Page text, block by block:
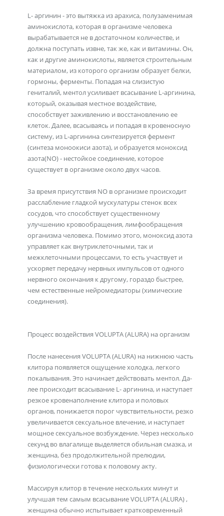
L- аргинин - это вытяжка из арахиса, полузаменимая
аминокислота, которая в организме человека
вырабатывается не в достаточном количестве, и
должна поступать извне, так же, как и витамины. Он,
как и другие аминокислоты, является стро­ительным
материалом, из которого организм образует белки,
гормоны, ферменты. Попадая на слизистую
гениталий, ментол усиливает всасывание L-аргинина,
который, оказывая местное воздействие,
способствует заживлению и восстановлению ее
клеток. Далее, всасываясь и попадая в кровеносную
систему, из L-аргинина синтезируется фермент
(синтеза моноокиси азота), и образуется моноксид
азота(NO) - нестойкое соединение, которое
существует в организме около двух часов.
За время присутствия NO в организме происходит
расслабление гладкой мускулатуры стенок всех
сосудов, что способствует существенному
улучшению кровообращения, лимфообращения
организма человека. Помимо этого, моноксид азота
управляет как внутриклеточными, так и
межклеточными процессами, то есть участвует и
ускоряет передачу нервных импульсов от одного
нервного окончания к другому, гораздо быстрее,
чем естественные нейромедиаторы (химические
соединения).
Процесс воздействия VOLUPTA (ALURA) на организм
После нанесения VOLUPTA (ALURA) на нижнюю часть
клитора появляется ощу­щение холодка, легкого
покалывания. Это начинает действовать ментол. Да­
лее происходит всасывание L- аргинина, и наступает
резкое кровенаполнение клитора и половых
органов, понижается порог чувствительности, резко
увеличивается сексуальное влечение, и наступает
мощное сексуальное возбуждение. Через нес­колько
секунд во влагалище выделяется обильная смазка, и
женщина, без продолжительной прелюдии,
физиологически готова к половому акту.
Массируя кли­тор в течение нескольких минут и
улучшая тем самым всасывание VOLUPTA (ALURA) ,
женщина обычно испытывает кратковременный